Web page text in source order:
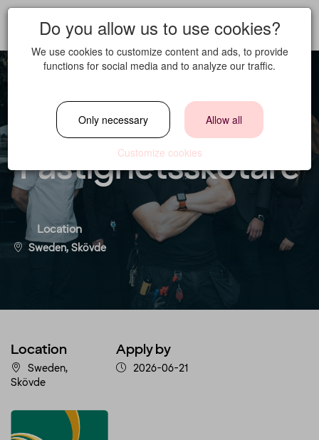
Ansvarig
Fastighetsskötare
Location
Sweden, Skövde
Location
Sweden,
Skövde
Apply by
2026-06-21
Do you allow us to use cookies?
We use cookies to customize content and ads, to provide
functions for social media and to analyze our traffic.
Only necessary Allow all
Customize cookies